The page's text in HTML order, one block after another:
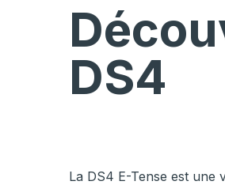
DS4
La DS4 E-Tense est une